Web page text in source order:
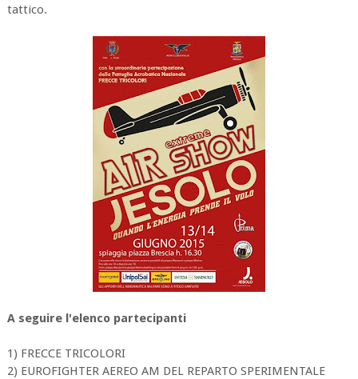
tattico.
A seguire l'elenco partecipanti
1) FRECCE TRICOLORI
2) EUROFIGHTER AEREO AM DEL REPARTO SPERIMENTALE